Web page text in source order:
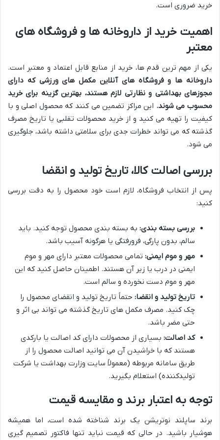
خرید ضروری است.
اهمیت خرید از داروخانه ها و فروشگاه های
معتبر
یکی از مهم ترین قدم ها، خرید از منابع قابل اعتماد و معتبر است.
داروخانه ها و فروشگاه های آنلاین مکمل های ورزشی که دارای
مجوزهای بهداشتی و نظارتی لازم هستند، بهترین گزینه برای خرید
محسوب می شوند. این مراکز تضمین می کنند که محصول اصلی و با
کیفیت را تهیه می کنید و از خرید محصولات تقلبی یا تاریخ مصرف
گذشته که می تواند خطرات جدی برای سلامتی داشته باشد، جلوگیری
می شود.
بررسی اصالت کالا، تاریخ تولید و انقضا
پس از انتخاب فروشگاه، لازم است خود محصول را به دقت بررسی
کنید:
بررسی بسته بندی: به بسته بندی محصول توجه کنید. باید
سالم، بدون پارگی، فرورفتگی یا هرگونه آسیب باشد.
مهر و موم ایمنی: تمامی محصولات معتبر دارای مهر و موم
ایمنی در درب یا زیر آن هستند. اطمینان حاصل کنید که این
مهر و موم دست نخورده و سالم است.
تاریخ تولید و انقضا: حتماً تاریخ تولید و انقضای محصول را
چک کنید. مصرف مکمل های تاریخ گذشته می تواند بی اثر و
حتی مضر باشد.
کد اصالت: بسیاری از محصولات دارای کد اصالت یا بارکدی
هستند که با خراشیدن آن می توانید اصالت محصول را از
طریق سامانه مربوطه (معمولاً سایت وزارت بهداشت یا شرکت
تولیدکننده) استعلام بگیرید.
توجه به اعتبار برند و مقایسه قیمت
برند ساپلند نوتریشن یک برند شناخته شده است، اما همیشه
هوشیار باشید. در حالی که قیمت نباید تنها فاکتور تصمیم گیری